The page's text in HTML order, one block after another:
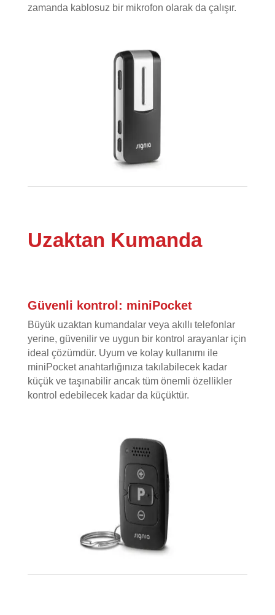
zamanda kablosuz bir mikrofon olarak da çalışır.
Uzaktan Kumanda
Güvenli kontrol: miniPocket
Büyük uzaktan kumandalar veya akıllı telefonlar
yerine, güvenilir ve uygun bir kontrol arayanlar için
ideal çözümdür. Uyum ve kolay kullanımı ile
miniPocket anahtarlığınıza takılabilecek kadar
küçük ve taşınabilir ancak tüm önemli özellikler
kontrol edebilecek kadar da küçüktür.